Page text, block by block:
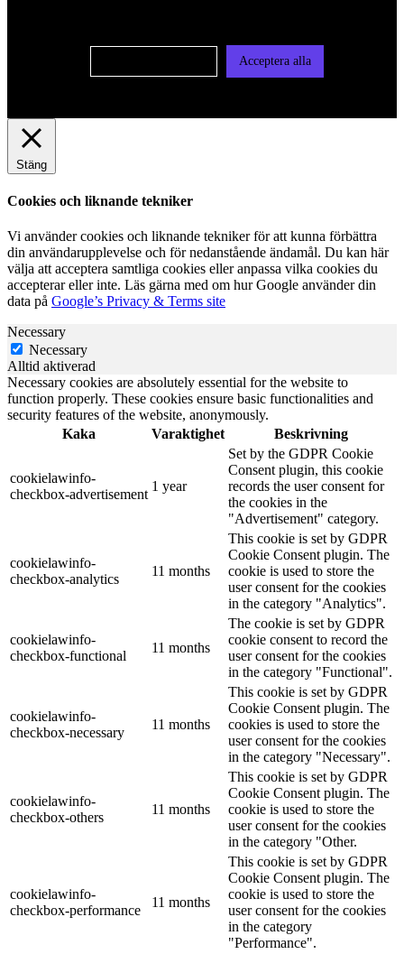
Acceptera alla
Stäng
Cookies och liknande tekniker
Vi använder cookies och liknande tekniker för att kunna förbättra
din användarupplevelse och för nedanstående ändamål. Du kan här
välja att acceptera samtliga cookies eller anpassa vilka cookies du
accepterar eller inte. Läs gärna med om hur Google använder din
data på Google’s Privacy & Terms site
Necessary
Necessary
Alltid aktiverad
Necessary cookies are absolutely essential for the website to
function properly. These cookies ensure basic functionalities and
security features of the website, anonymously.
Kaka
Varaktighet Beskrivning
cookielawinfo-
checkbox-advertisement
1 year
Set by the GDPR Cookie
Consent plugin, this cookie
records the user consent for
the cookies in the
"Advertisement" category.
cookielawinfo-
checkbox-analytics
11 months
This cookie is set by GDPR
Cookie Consent plugin. The
cookie is used to store the
user consent for the cookies
in the category "Analytics".
cookielawinfo-
checkbox-functional
11 months
The cookie is set by GDPR
cookie consent to record the
user consent for the cookies
in the category "Functional".
cookielawinfo-
checkbox-necessary
11 months
This cookie is set by GDPR
Cookie Consent plugin. The
cookies is used to store the
user consent for the cookies
in the category "Necessary".
cookielawinfo-
checkbox-others
11 months
This cookie is set by GDPR
Cookie Consent plugin. The
cookie is used to store the
user consent for the cookies
in the category "Other.
cookielawinfo-
checkbox-performance
11 months
This cookie is set by GDPR
Cookie Consent plugin. The
cookie is used to store the
user consent for the cookies
in the category
"Performance".